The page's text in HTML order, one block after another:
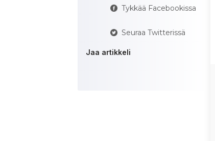
Tykkää Facebookissa
Seuraa Twitterissä
Jaa artikkeli